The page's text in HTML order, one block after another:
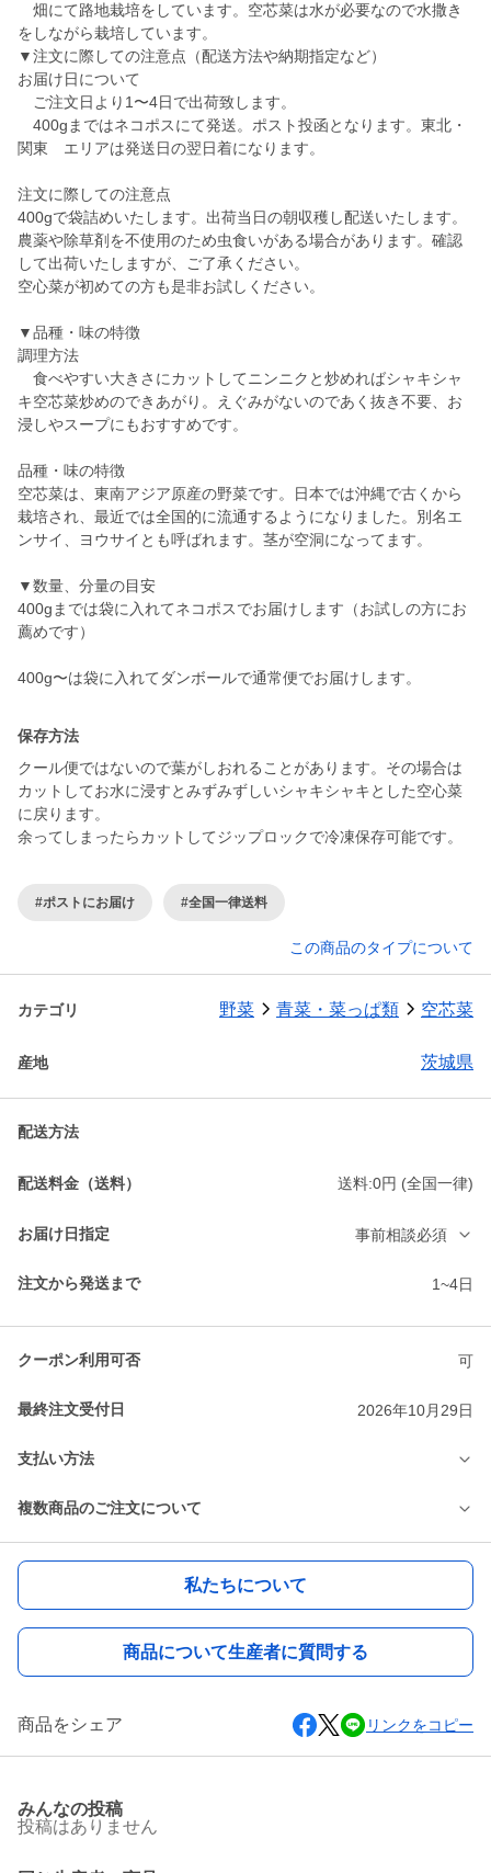
畑にて路地栽培をしています。空芯菜は水が必要なので水撒き
をしながら栽培しています。
▼注文に際しての注意点（配送方法や納期指定など）
お届け日について
ご注文日より1〜4日で出荷致します。
400gまではネコポスにて発送。ポスト投函となります。東北・
関東 エリアは発送日の翌日着になります。
注文に際しての注意点
400gで袋詰めいたします。出荷当日の朝収穫し配送いたします。
農薬や除草剤を不使用のため虫食いがある場合があります。確認
して出荷いたしますが、ご了承ください。
空心菜が初めての方も是非お試しください。
▼品種・味の特徴
調理方法
食べやすい大きさにカットしてニンニクと炒めればシャキシャ
キ空芯菜炒めのできあがり。えぐみがないのであく抜き不要、お
浸しやスープにもおすすめです。
品種・味の特徴
空芯菜は、東南アジア原産の野菜です。日本では沖縄で古くから
栽培され、最近では全国的に流通するようになりました。別名エ
ンサイ、ヨウサイとも呼ばれます。茎が空洞になってます。
▼数量、分量の目安
400gまでは袋に入れてネコポスでお届けします（お試しの方にお
薦めです）
400g〜は袋に入れてダンボールで通常便でお届けします。
保存方法
クール便ではないので葉がしおれることがあります。その場合は
カットしてお水に浸すとみずみずしいシャキシャキとした空心菜
に戻ります。
余ってしまったらカットしてジップロックで冷凍保存可能です。
#ポストにお届け #全国一律送料
この商品のタイプについて
カテゴリ 野菜 青菜・菜っぱ類 空芯菜
産地 茨城県
配送方法
配送料金（送料） 送料:0円 (全国一律)
お届け日指定 事前相談必須
注文から発送まで 1~4日
クーポン利用可否 可
最終注文受付日 2026年10月29日
支払い方法
複数商品のご注文について
私たちについて
商品について生産者に質問する
商品をシェア リンクをコピー
みんなの投稿
投稿はありません